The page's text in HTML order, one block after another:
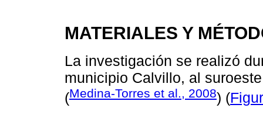
MATERIALES Y
La investigación se realizó
municipio Calvillo, al
(Medina-Torres et al., 2008) (